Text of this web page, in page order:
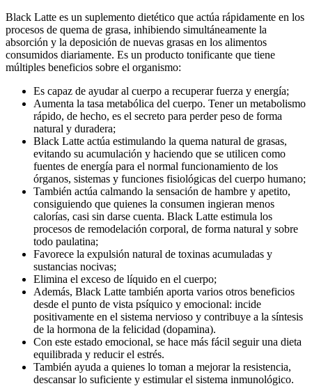
Black Latte es un suplemento dietético que actúa rápidamente en los
procesos de quema de grasa, inhibiendo simultáneamente la
absorción y la deposición de nuevas grasas en los alimentos
consumidos diariamente. Es un producto tonificante que tiene
múltiples beneficios sobre el organismo:
Es capaz de ayudar al cuerpo a recuperar fuerza y ​​energía;
Aumenta la tasa metabólica del cuerpo. Tener un metabolismo
rápido, de hecho, es el secreto para perder peso de forma
natural y duradera;
Black Latte actúa estimulando la quema natural de grasas,
evitando su acumulación y haciendo que se utilicen como
fuentes de energía para el normal funcionamiento de los
órganos, sistemas y funciones fisiológicas del cuerpo humano;
También actúa calmando la sensación de hambre y apetito,
consiguiendo que quienes la consumen ingieran menos
calorías, casi sin darse cuenta. Black Latte estimula los
procesos de remodelación corporal, de forma natural y sobre
todo paulatina;
Favorece la expulsión natural de toxinas acumuladas y
sustancias nocivas;
Elimina el exceso de líquido en el cuerpo;
Además, Black Latte también aporta varios otros beneficios
desde el punto de vista psíquico y emocional: incide
positivamente en el sistema nervioso y contribuye a la síntesis
de la hormona de la felicidad (dopamina).
Con este estado emocional, se hace más fácil seguir una dieta
equilibrada y reducir el estrés.
También ayuda a quienes lo toman a mejorar la resistencia,
descansar lo suficiente y estimular el sistema inmunológico.